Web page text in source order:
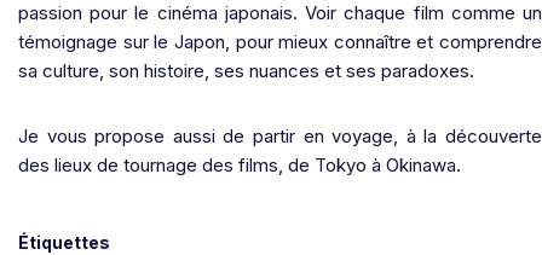
passion pour le cinéma japonais. Voir chaque film comme un
témoignage sur le Japon, pour mieux connaître et comprendre
sa culture, son histoire, ses nuances et ses paradoxes.
Je vous propose aussi de partir en voyage, à la découverte
des lieux de tournage des films, de Tokyo à Okinawa.
Étiquettes